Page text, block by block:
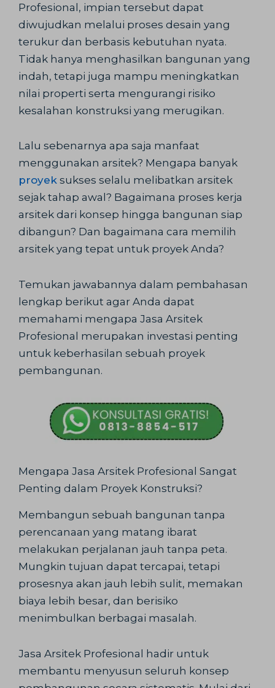
Profesional, impian tersebut dapat
diwujudkan melalui proses desain yang
terukur dan berbasis kebutuhan nyata.
Tidak hanya menghasilkan bangunan yang
indah, tetapi juga mampu meningkatkan
nilai properti serta mengurangi risiko
kesalahan konstruksi yang merugikan.
Lalu sebenarnya apa saja manfaat
menggunakan arsitek? Mengapa banyak
proyek sukses selalu melibatkan arsitek
sejak tahap awal? Bagaimana proses kerja
arsitek dari konsep hingga bangunan siap
dibangun? Dan bagaimana cara memilih
arsitek yang tepat untuk proyek Anda?
Temukan jawabannya dalam pembahasan
lengkap berikut agar Anda dapat
memahami mengapa Jasa Arsitek
Profesional merupakan investasi penting
untuk keberhasilan sebuah proyek
pembangunan.
Mengapa Jasa Arsitek Profesional Sangat
Penting dalam Proyek Konstruksi?
Membangun sebuah bangunan tanpa
perencanaan yang matang ibarat
melakukan perjalanan jauh tanpa peta.
Mungkin tujuan dapat tercapai, tetapi
prosesnya akan jauh lebih sulit, memakan
biaya lebih besar, dan berisiko
menimbulkan berbagai masalah.
Jasa Arsitek Profesional hadir untuk
membantu menyusun seluruh konsep